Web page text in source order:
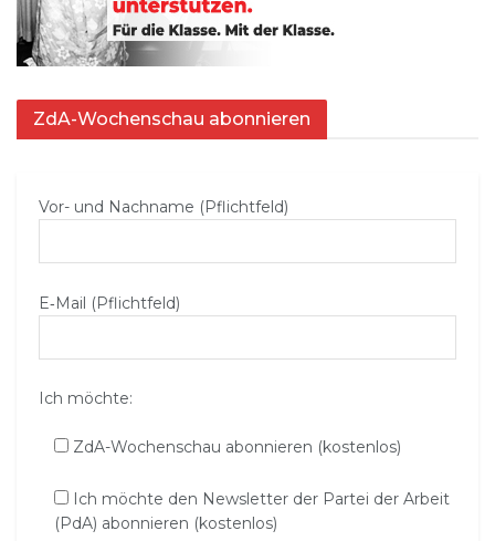
ZdA-Wochenschau abonnieren
Vor- und Nachname (Pflichtfeld)
E‑Mail (Pflichtfeld)
Ich möchte:
ZdA-Wochenschau abonnieren (kostenlos)
Ich möchte den Newsletter der Partei der Arbeit
(PdA) abonnieren (kostenlos)